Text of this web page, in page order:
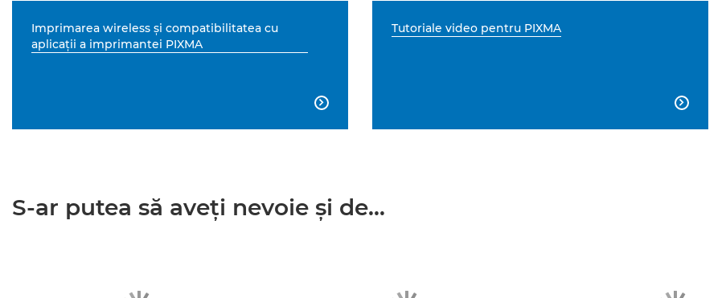
Imprimarea wireless şi compatibilitatea cu
aplicaţii a imprimantei PIXMA

Tutoriale video pentru PIXMA

S-ar putea să aveţi nevoie şi de...